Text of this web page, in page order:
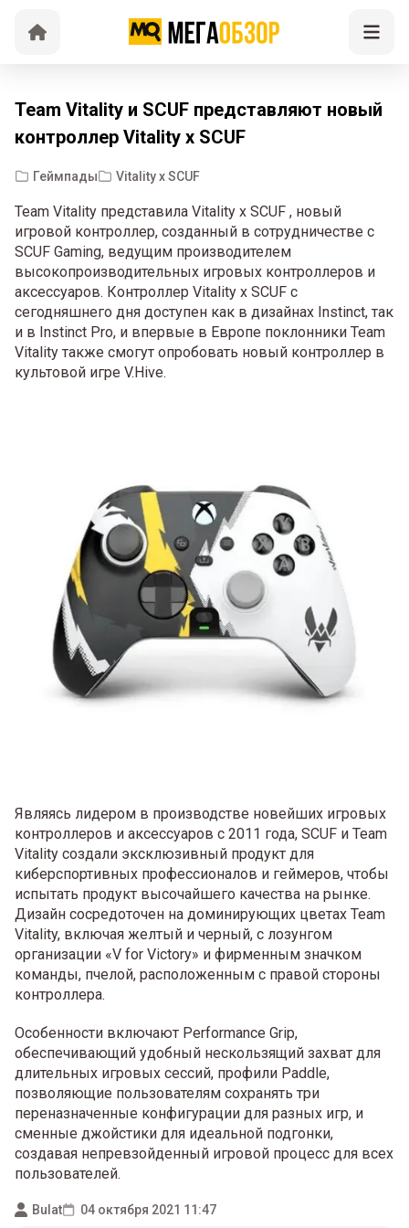
Team Vitality и SCUF представляют новый
контроллер Vitality x SCUF
Геймпады Vitality x SCUF
Team Vitality представила Vitality x SCUF , новый
игровой контроллер, созданный в сотрудничестве с
SCUF Gaming, ведущим производителем
высокопроизводительных игровых контроллеров и
аксессуаров. Контроллер Vitality x SCUF с
сегодняшнего дня доступен как в дизайнах Instinct, так
и в Instinct Pro, и впервые в Европе поклонники Team
Vitality также смогут опробовать новый контроллер в
культовой игре V.Hive.
Являясь лидером в производстве новейших игровых
контроллеров и аксессуаров с 2011 года, SCUF и Team
Vitality создали эксклюзивный продукт для
киберспортивных профессионалов и геймеров, чтобы
испытать продукт высочайшего качества на рынке.
Дизайн сосредоточен на доминирующих цветах Team
Vitality, включая желтый и черный, с лозунгом
организации «V for Victory» и фирменным значком
команды, пчелой, расположенным с правой стороны
контроллера.
Особенности включают Performance Grip,
обеспечивающий удобный нескользящий захват для
длительных игровых сессий, профили Paddle,
позволяющие пользователям сохранять три
переназначенные конфигурации для разных игр, и
сменные джойстики для идеальной подгонки,
создавая непревзойденный игровой процесс для всех
пользователей.
Bulat 04 октября 2021 11:47